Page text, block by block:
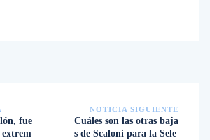
fue
NOTICIA SIGUIENTE
Cuáles son las otras baja
s de Scaloni para la Sele